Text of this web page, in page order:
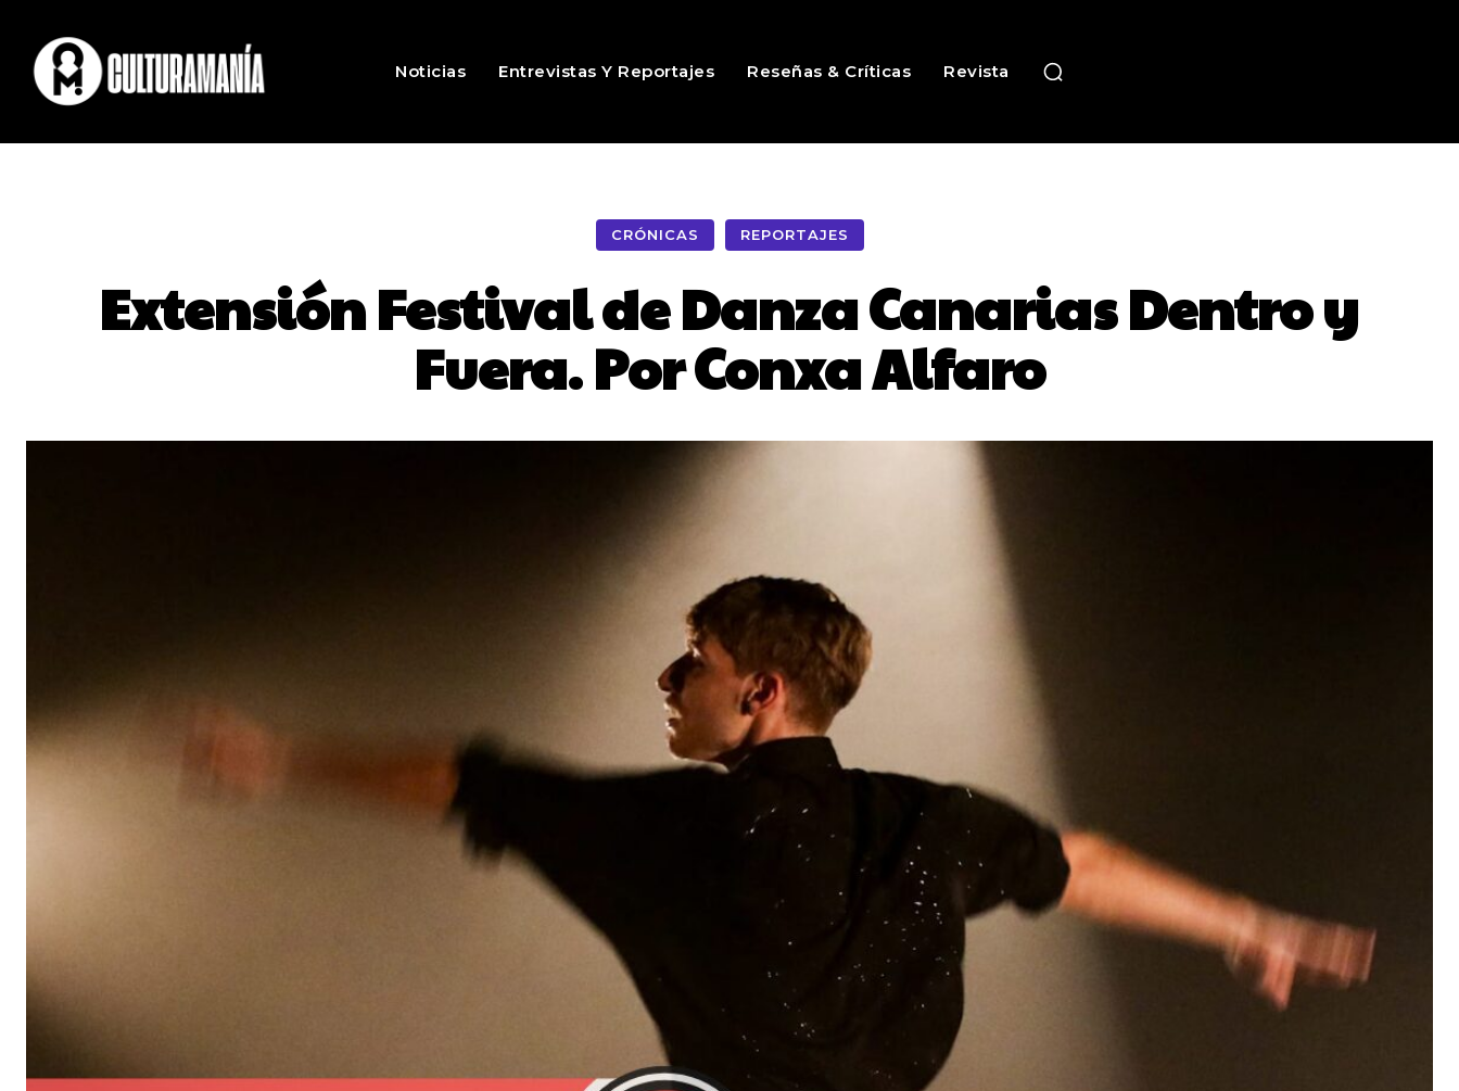
Noticias Entrevistas Y Reportajes Reseñas & Críticas Revista
CRÓNICAS REPORTAJES
Extensión Festival de Danza Canarias Dentro y
Fuera. Por Conxa Alfaro